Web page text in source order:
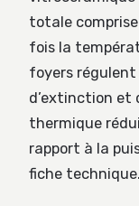
totale
fois la
foyers régulent
d’extinction et
thermique
rapport à la
fiche technique.